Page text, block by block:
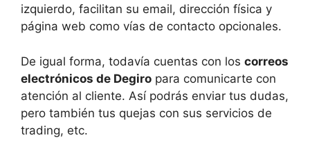
izquierdo, facilitan su email, dirección física y
página web como vías de contacto opcionales.
De igual forma, todavía cuentas con los correos
electrónicos de Degiro para comunicarte con
atención al cliente. Así podrás enviar tus dudas,
pero también tus quejas con sus servicios de
trading, etc.